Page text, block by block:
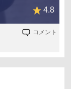
4.8
コメント